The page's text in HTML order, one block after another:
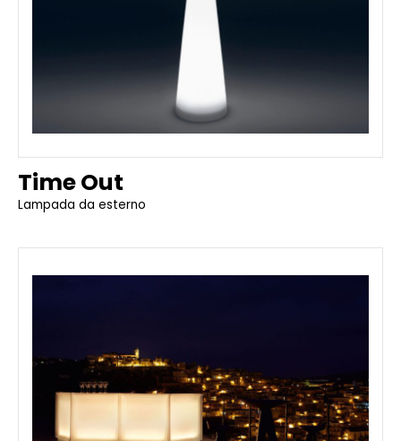
Time Out
Lampada da esterno